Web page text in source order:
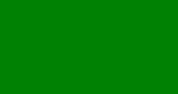
со стороны желудочно-
как нарушение
тошнота, рвота, боль в
жидкий стул (диарея)